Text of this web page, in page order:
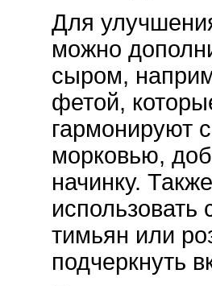
Для
можно
сыром,
фетой,
гармонируют
морковью,
начинку.
использовать
тимьян или
подчеркнуть